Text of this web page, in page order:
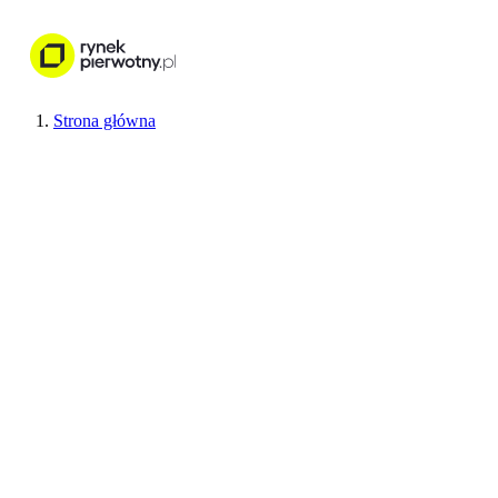
Nieruchomości
Strona główna